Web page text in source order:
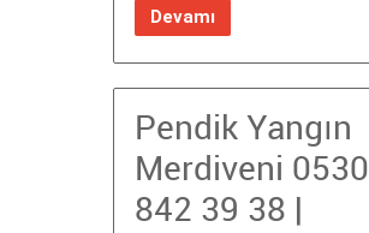
Devamı
Pendik Yangın
Merdiveni 0530
842 39 38 |